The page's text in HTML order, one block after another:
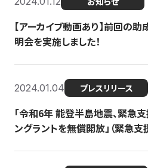
【アーカイブ動画あり】前回の
明会を実施しました！
2024.01.04 プレスリリース
「令和6年 能登半島地震、緊急
ングラントを無償開放」（緊急支